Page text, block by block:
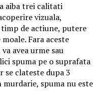
aiba trei calitati
vizuala,
de actiune, putere
Fara aceste
avea urme sau
spuma pe o suprafata
se clateste dupa 3
spuma nu este